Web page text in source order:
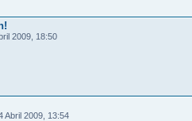
2009, 18:50
Abril 2009, 13:54